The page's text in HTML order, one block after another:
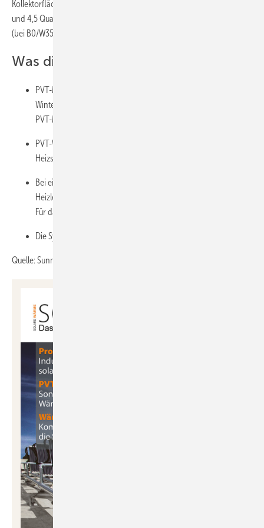
Kollektorflächen der untersuchten Anlagen betragen zwischen zwei
und 4,5 Quadratmeter pro Kilowatt Heizleistung der Wärmepumpen
(bei B0/W35). Gemessen wurde in der kalten Heizperiode 2025/26.
Was die Ergebnisse bedeuten
PVT-Module sind eine zuverlässige Energiequelle auch im
Winter (Der Clou: Auch ohne Sonneneinstrahlung liefern die
PVT-Module Energie, weil sie die Umgebungswärme nutzen.)
PVT-Wärmepumpen-Systeme funktionieren als alleiniges
Heizsystem.
Bei einem typischen Haus mit sechs bis acht Kilowatt
Heizleistung genügen zwölf bis 36 Quadratmeter PVT-Fläche.
Für das PVT-System reicht somit eine typische Dachfläche aus.
Die Systeme arbeiten überdurchschnittlich effizient.
Quelle: Sunmaxx/jb